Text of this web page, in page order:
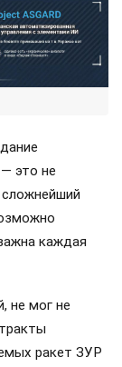
это не
сложнейший
каждая
не мог не
ракет ЗУР